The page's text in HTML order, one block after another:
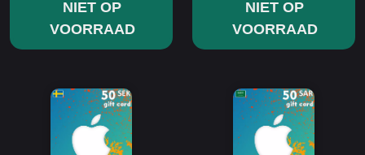
NIET OP
VOORRAAD
NIET OP
VOORRAAD